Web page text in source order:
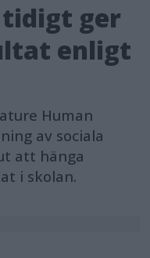
tidigt ger
enligt
Human
av sociala
att hänga
i skolan.